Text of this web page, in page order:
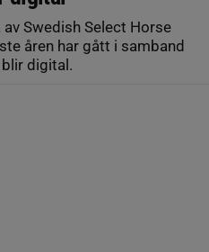
Swedish Select Horse
åren har gått i samband
digital.